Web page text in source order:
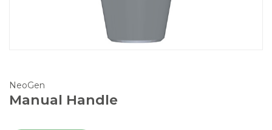
NeoGen
Manual Handle